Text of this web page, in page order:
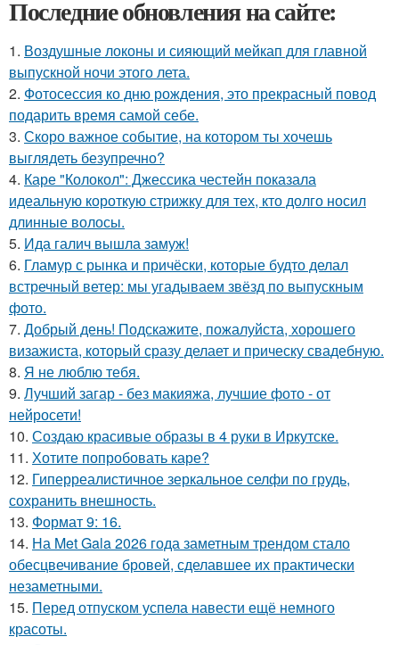
Последние обновления на сайте:
1. Воздушные локоны и сияющий мейкап для главной
выпускной ночи этого лета.
2. Фотосессия ко дню рождения, это прекрасный повод
подарить время самой себе.
3. Скоро важное событие, на котором ты хочешь
выглядеть безупречно?
4. Каре "Колокол": Джессика честейн показала
идеальную короткую стрижку для тех, кто долго носил
длинные волосы.
5. Ида галич вышла замуж!
6. Гламур с рынка и причёски, которые будто делал
встречный ветер: мы угадываем звёзд по выпускным
фото.
7. Добрый день! Подскажите, пожалуйста, хорошего
визажиста, который сразу делает и прическу свадебную.
8. Я не люблю тебя.
9. Лучший загар - без макияжа, лучшие фото - от
нейросети!
10. Создаю красивые образы в 4 руки в Иркутске.
11. Хотите попробовать каре?
12. Гиперреалистичное зеркальное селфи по грудь,
сохранить внешность.
13. Формат 9: 16.
14. На Met Gala 2026 года заметным трендом стало
обесцвечивание бровей, сделавшее их практически
незаметными.
15. Перед отпуском успела навести ещё немного
красоты.